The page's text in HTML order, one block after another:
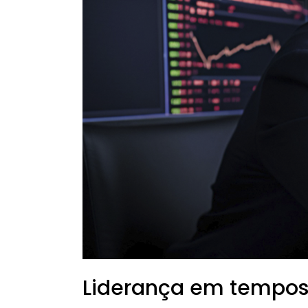
Liderança em